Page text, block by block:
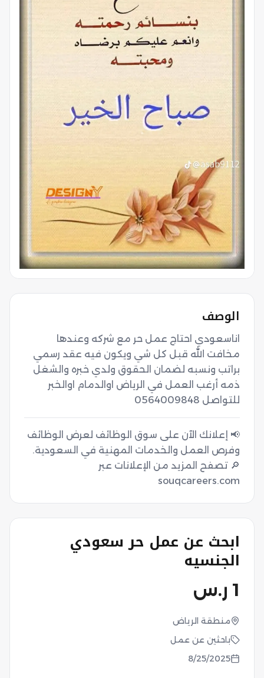
الوصف
للتواصل 0564009848
📢 إعلانك الآن على سوق الوظائف لعرض الوظائف
🔎 تصفح المزيد من الإعلانات عبر
souqcareers.com
ابحث عن عمل حر سعودي
الجنسيه
1 ر.س
منطقة الرياض
باحثين عن عمل
8/25/2025